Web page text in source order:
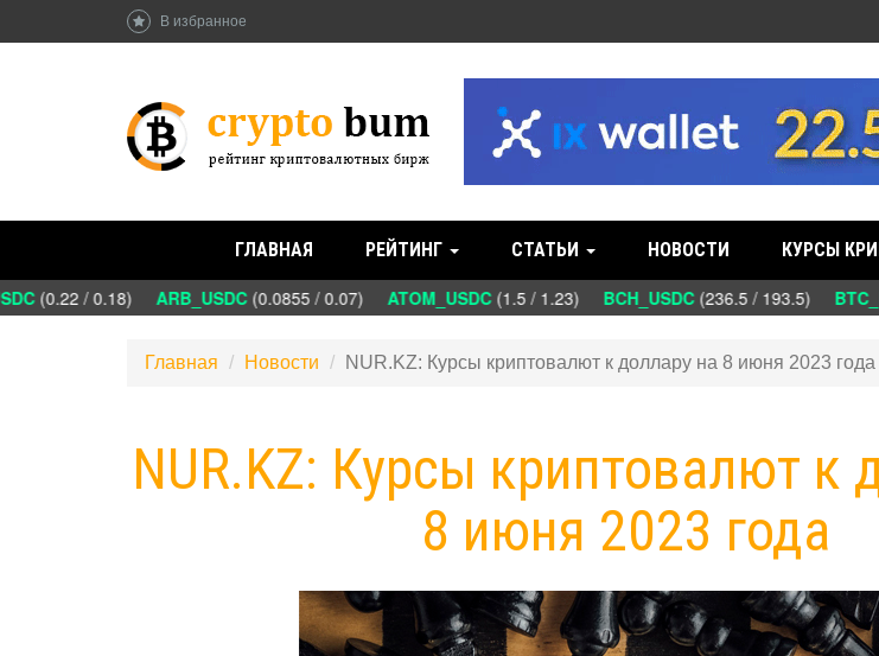
В избранное
ГЛАВНАЯ РЕЙТИНГ СТАТЬИ НОВОСТИ КУРСЫ
(0.22 / 0.18) ARB_USDC(0.0855 / 0.07) ATOM_USDC(1.5 / 1.23) BCH_USDC(236.5 / 193.5)
Главная Новости NUR.KZ: Курсы криптовалют к доллару на 8 июня 2023 года
NUR.KZ: Курсы криптовалют к
8 июня 2023 года